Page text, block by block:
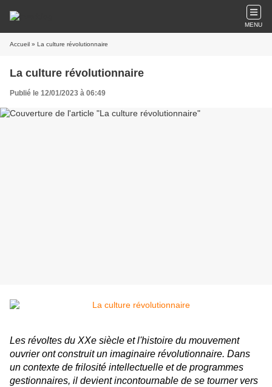
MENU
Accueil » La culture révolutionnaire
La culture révolutionnaire
Publié le 12/01/2023 à 06:49
Les révoltes du XXe siècle et l'histoire du mouvement
ouvrier ont construit un imaginaire révolutionnaire. Dans
un contexte de frilosité intellectuelle et de programmes
gestionnaires, il devient incontournable de se tourner vers